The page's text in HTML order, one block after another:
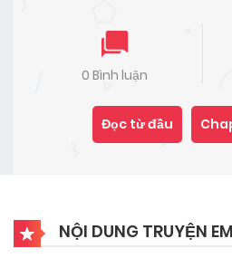
0 Bình luận
Đọc từ đầu
NỘI DUNG TRUYỆN